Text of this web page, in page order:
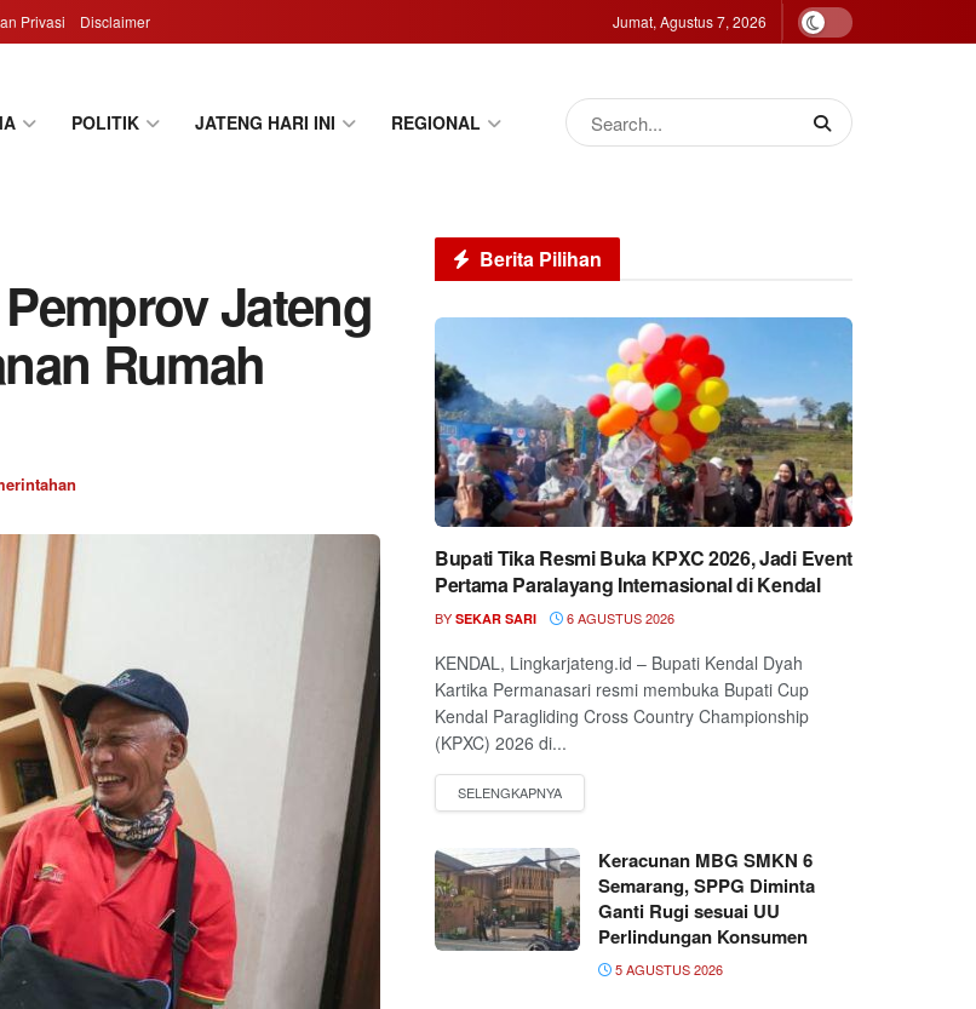
Privasi Disclaimer Jumat, Agustus 7, 2026
POLITIK JATENG HARI INI REGIONAL
Jateng
Rumah
Berita Pilihan
Bupati Tika Resmi Buka KPXC 2026, Jadi Event
Pertama Paralayang Internasional di Kendal
BY SEKAR SARI 6 AGUSTUS 2026
KENDAL, Lingkarjateng.id – Bupati Kendal Dyah
Kartika Permanasari resmi membuka Bupati Cup
Kendal Paragliding Cross Country Championship
(KPXC) 2026 di...
Keracunan MBG SMKN 6
Semarang, SPPG Diminta
Ganti Rugi sesuai UU
Perlindungan Konsumen
5 AGUSTUS 2026